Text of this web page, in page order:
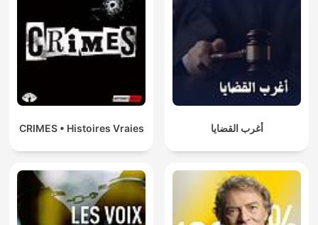
CRIMES • Histoires Vraies أغرب القضايا